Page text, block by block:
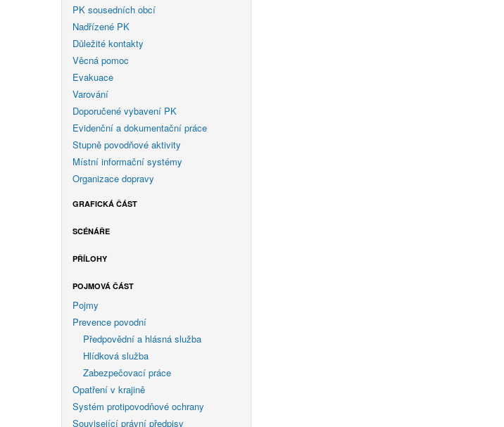
PK sousedních obcí
Nadřízené PK
Důležité kontakty
Věcná pomoc
Evakuace
Varování
Doporučené vybavení PK
Evidenční a dokumentační práce
Stupně povodňové aktivity
Místní informační systémy
Organizace dopravy
GRAFICKÁ ČÁST
SCÉNÁŘE
PŘÍLOHY
POJMOVÁ ČÁST
Pojmy
Prevence povodní
Předpovědní a hlásná služba
Hlídková služba
Zabezpečovací práce
Opatření v krajině
Systém protipovodňové ochrany
Související právní předpisy